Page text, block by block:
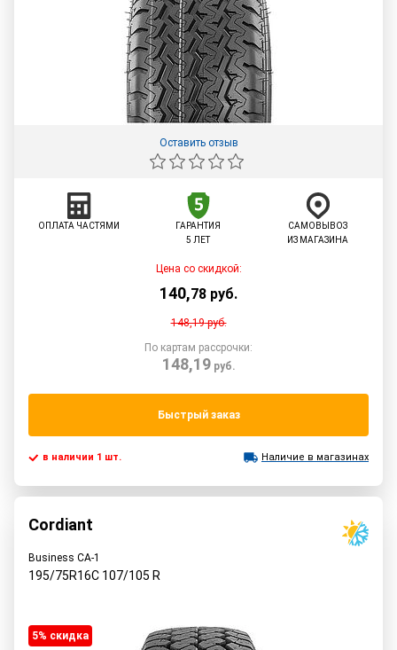
Оставить отзыв
ОПЛАТА ЧАСТЯМИ
ГАРАНТИЯ
5 ЛЕТ
САМОВЫВОЗ
ИЗ МАГАЗИНА
Цена со скидкой:
140,78 руб.
148,19руб.
По картам рассрочки:
148,19руб.
Быстрый заказ
в наличии 1 шт. Наличие в магазинах
Cordiant
Business CA-1
195/75R16C 107/105 R
5% cкидка